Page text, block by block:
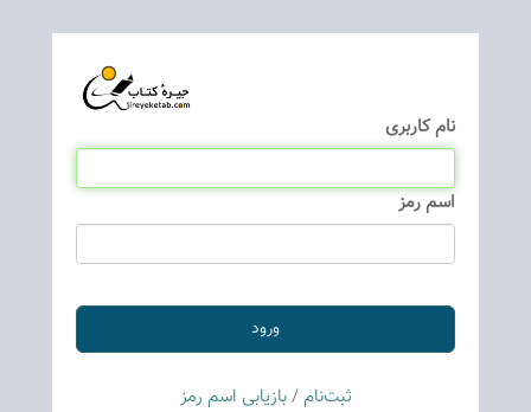
نام كاربری
اسم رمز
ثبت‌نام/بازیابی اسم رمز